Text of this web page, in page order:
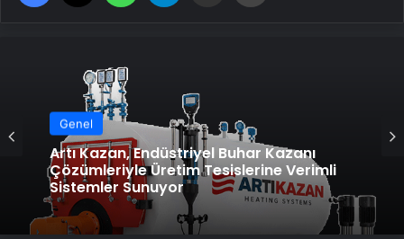
Genel
Artı Kazan, Endüstriyel Buhar Kazanı
Çözümleriyle Üretim Tesislerine Verimli
Sistemler Sunuyor